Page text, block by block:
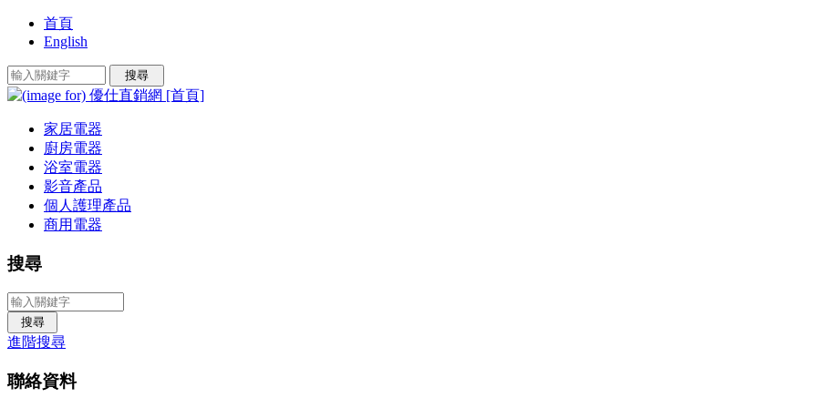
首頁
English
家居電器
廚房電器
浴室電器
影音產品
個人護理產品
商用電器
搜尋
進階搜尋
聯絡資料